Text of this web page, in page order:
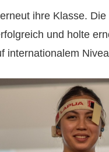
ihre Klasse.
und holte
internationalem